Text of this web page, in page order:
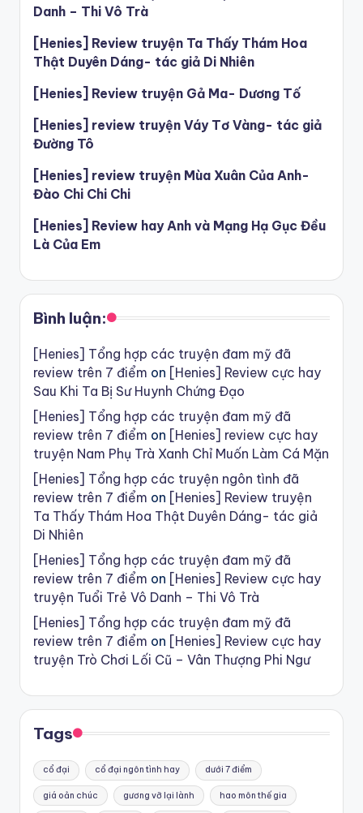
Danh – Thi Vô Trà
[Henies] Review truyện Ta Thấy Thám Hoa
Thật Duyên Dáng- tác giả Di Nhiên
[Henies] Review truyện Gả Ma- Dương Tố
[Henies] review truyện Váy Tơ Vàng- tác giả
Đường Tô
[Henies] review truyện Mùa Xuân Của Anh-
Đào Chi Chi Chi
[Henies] Review hay Anh và Mạng Hạ Gục Đều
Là Của Em
Bình luận:
[Henies] Tổng hợp các truyện đam mỹ đã
review trên 7 điểm on [Henies] Review cực hay
Sau Khi Ta Bị Sư Huynh Chứng Đạo
[Henies] Tổng hợp các truyện đam mỹ đã
review trên 7 điểm on [Henies] review cực hay
truyện Nam Phụ Trà Xanh Chỉ Muốn Làm Cá Mặn
[Henies] Tổng hợp các truyện ngôn tình đã
review trên 7 điểm on [Henies] Review truyện
Ta Thấy Thám Hoa Thật Duyên Dáng- tác giả
Di Nhiên
[Henies] Tổng hợp các truyện đam mỹ đã
review trên 7 điểm on [Henies] Review cực hay
truyện Tuổi Trẻ Vô Danh – Thi Vô Trà
[Henies] Tổng hợp các truyện đam mỹ đã
review trên 7 điểm on [Henies] Review cực hay
truyện Trò Chơi Lối Cũ – Vân Thượng Phi Ngư
Tags
cổ đại cổ đại ngôn tình hay dưới 7 điểm
giá oản chúc gương vỡ lại lành hao môn thế gia